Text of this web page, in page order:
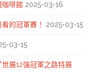
咖啡館 2025-03-16
的冠軍賽！ 2025-03-15
03-15
展12強冠軍之路特展